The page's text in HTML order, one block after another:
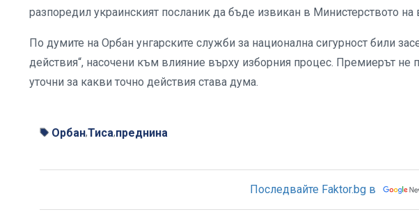
разпоредил украинският посланик да бъде извикан в Министерството на
По думите на Орбан унгарските служби за национална сигурност били
действия“, насочени към влияние върху изборния процес. Премиерът не
уточни за какви точно действия става дума.
Орбан,Тиса,преднина
Последвайте Faktor.bg в